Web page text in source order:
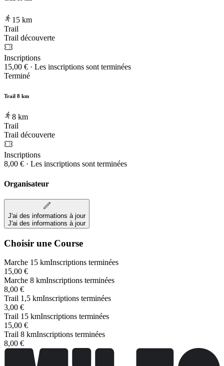
15 km
Trail
Trail découverte
Inscriptions
15,00 € · Les inscriptions sont terminées
Terminé
Trail 8 km
8 km
Trail
Trail découverte
Inscriptions
8,00 € · Les inscriptions sont terminées
Organisateur
J'ai des informations à jour
J'ai des informations à jour
Choisir une Course
Marche 15 kmInscriptions terminées
15,00 €
Marche 8 kmInscriptions terminées
8,00 €
Trail 1,5 kmInscriptions terminées
3,00 €
Trail 15 kmInscriptions terminées
15,00 €
Trail 8 kmInscriptions terminées
8,00 €